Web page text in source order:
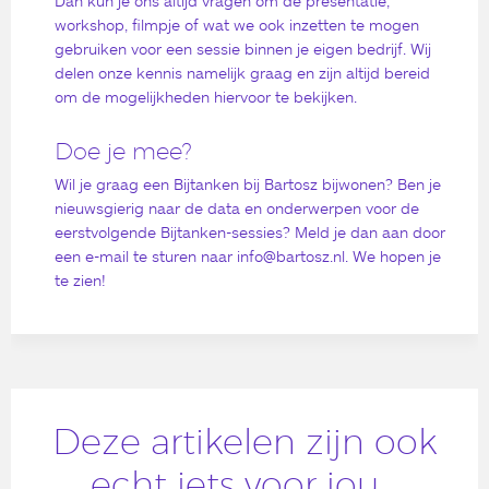
workshop, filmpje of wat we ook inzetten te mogen
gebruiken voor een sessie binnen je eigen bedrijf. Wij
delen onze kennis namelijk graag en zijn altijd bereid
om de mogelijkheden hiervoor te bekijken.
Doe je mee?
Wil je graag een Bijtanken bij Bartosz bijwonen? Ben je
nieuwsgierig naar de data en onderwerpen voor de
eerstvolgende Bijtanken-sessies? Meld je dan aan door
een e-mail te sturen naar info@bartosz.nl. We hopen je
te zien!
Deze artikelen zijn ook